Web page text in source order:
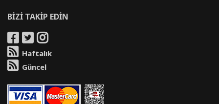
BİZİ TAKİP EDİN
Haftalık
Güncel